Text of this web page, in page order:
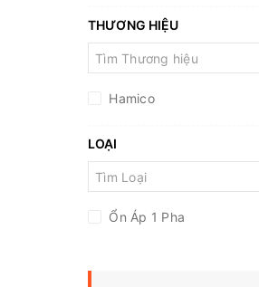
500.000đ - 1.000.000đ
Giá trên 1.000.000đ
THƯƠNG HIỆU
Hamico
LOẠI
Ổn Áp 1 Pha